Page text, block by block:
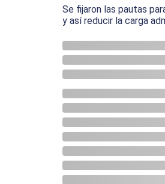
Se fijaron las pautas
y así reducir la carga